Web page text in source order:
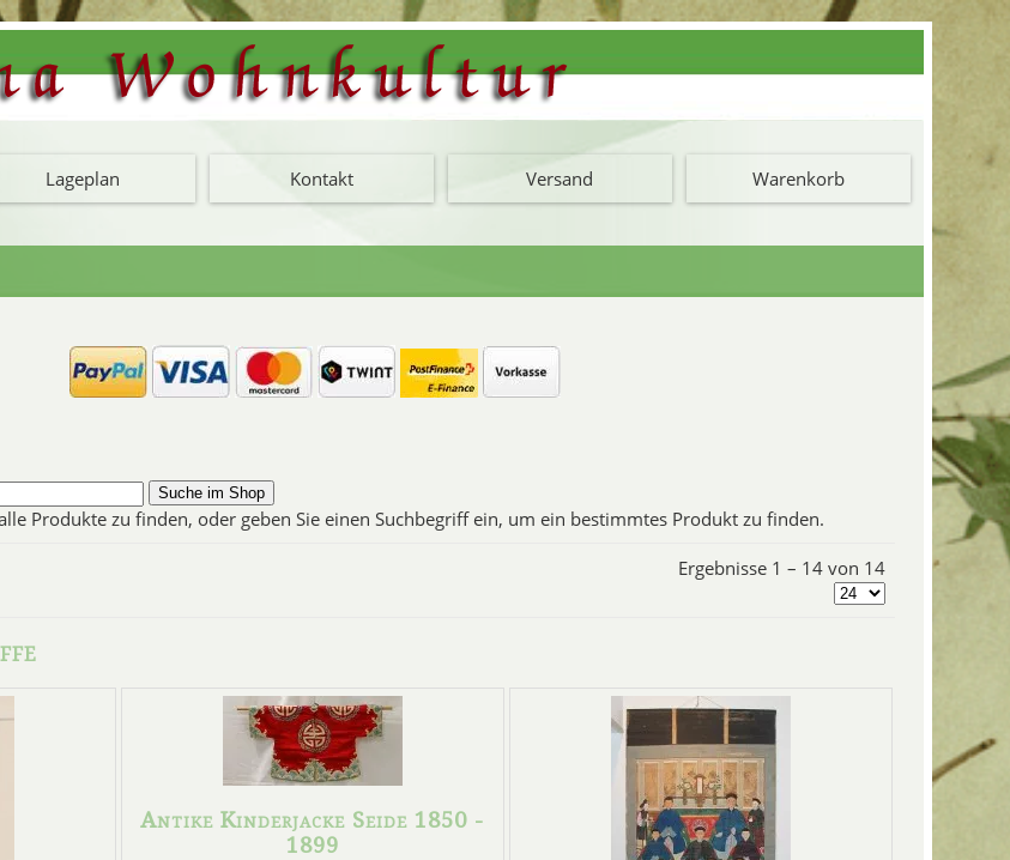
Lageplan Kontakt Versand Warenkorb
Produkte zu finden, oder geben Sie einen Suchbegriff ein, um ein bestimmtes Produkt zu finden.
Ergebnisse 1 – 14 von 14
Antike Kinderjacke Seide 1850 -
1899